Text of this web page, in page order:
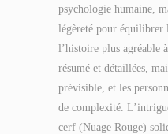
psychologie humaine,
légèreté pour équilibrer
l’histoire plus agréable
résumé et détaillées,
prévisible, et les
de complexité.
cerf (Nuage Rouge)